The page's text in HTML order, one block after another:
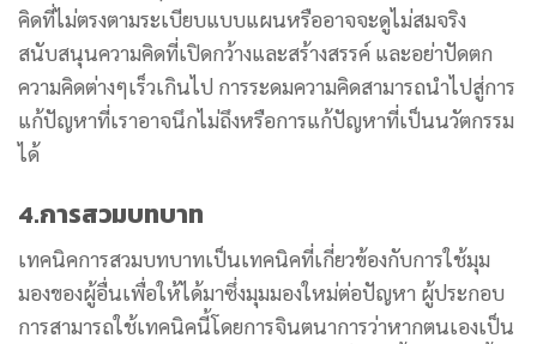
คิดที่ไม่ตรงตามระเบียบแบบแผนหรืออาจจะดูไม่สมจริง
สนับสนุนความคิดที่เปิดกว้างและสร้างสรรค์ และอย่าปัดตก
ความคิดต่างๆเร็วเกินไป การระดมความคิดสามารถนำไปสู่การ
แก้ปัญหาที่เราอาจนึกไม่ถึงหรือการแก้ปัญหาที่เป็นนวัตกรรม
ได้
4.การสวมบทบาท
เทคนิคการสวมบทบาทเป็นเทคนิคที่เกี่ยวข้องกับการใช้มุม
มองของผู้อื่นเพื่อให้ได้มาซึ่งมุมมองใหม่ต่อปัญหา ผู้ประกอบ
การสามารถใช้เทคนิคนี้โดยการจินตนาการว่าหากตนเองเป็น